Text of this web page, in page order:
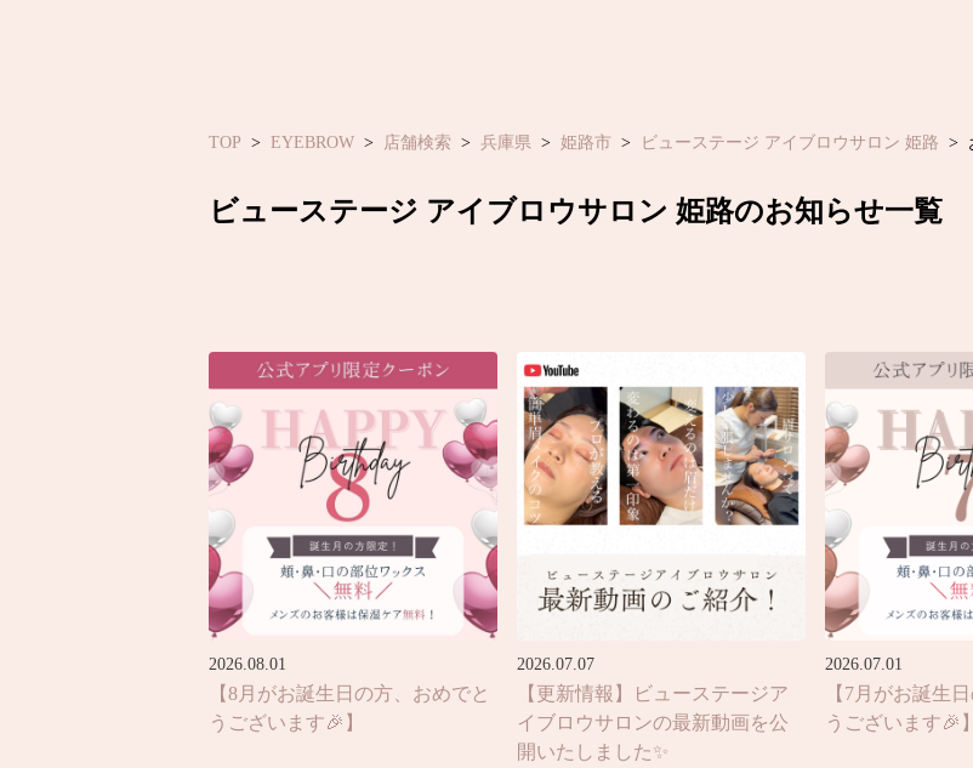
TOP EYEBROW 店舗検索 兵庫県 姫路市 ビューステージ アイブロウサロン 姫路
ビューステージ アイブロウサロン 姫路のお知らせ一覧
2026.08.01
【8月がお誕生日の方、おめでと
うございます🎉】
2026.07.07
【更新情報】ビューステージア
イブロウサロンの最新動画を公
開いたしました✨
2026.07.01
【7月がお誕生
うございます🎉】